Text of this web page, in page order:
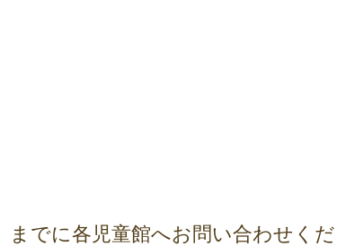
でに各児童館へお問い合わせくだ